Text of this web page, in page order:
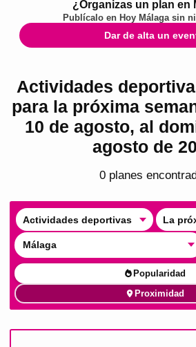
¿Organizas un plan en
Publícalo en Hoy Málagasin
Dar de alta un
Actividades
para la próxima
10 de agosto, al
agosto de
0 planes
Actividades deportivas La
Málaga
Popularidad
Proximidad